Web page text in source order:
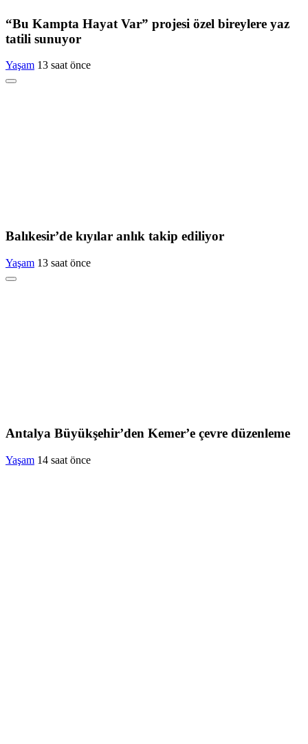
“Bu Kampta Hayat Var” projesi özel bireylere yaz
tatili sunuyor
Yaşam 13 saat önce
Balıkesir’de kıyılar anlık takip ediliyor
Yaşam 13 saat önce
Antalya Büyükşehir’den Kemer’e çevre düzenleme
Yaşam 14 saat önce